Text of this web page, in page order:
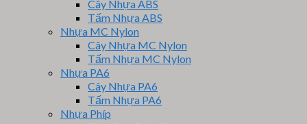
Cây Nhựa ABS
Tấm Nhựa ABS
Nhựa MC Nylon
Cây Nhựa MC Nylon
Tấm Nhựa MC Nylon
Nhựa PA6
Cây Nhựa PA6
Tấm Nhựa PA6
Nhựa Phíp